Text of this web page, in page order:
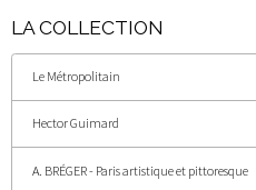
LA COLLECTION
Le Métropolitain
Hector Guimard
A. BRÉGER - Paris artistique et pittoresque